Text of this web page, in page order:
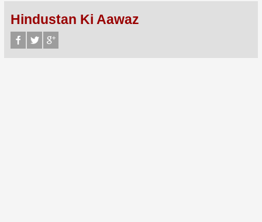
Hindustan Ki Aawaz